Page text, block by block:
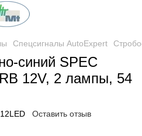
Спецсигналы AutoExpert
синий SPEC
12V, 2 лампы, 54
Оставить отзыв